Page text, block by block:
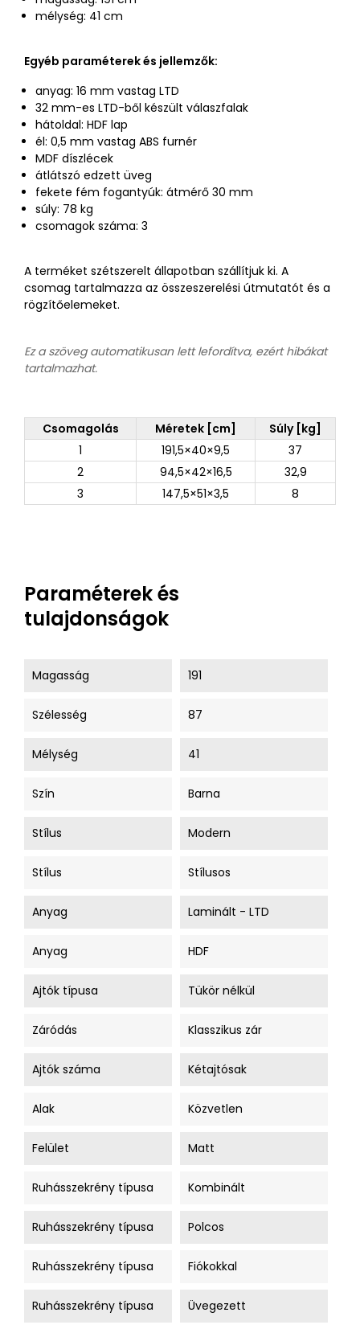
mélység: 41 cm
Egyéb paraméterek és jellemzők:
anyag: 16 mm vastag LTD
32 mm-es LTD-ből készült válaszfalak
hátoldal: HDF lap
él: 0,5 mm vastag ABS furnér
MDF díszlécek
átlátszó edzett üveg
fekete fém fogantyúk: átmérő 30 mm
súly: 78 kg
csomagok száma: 3
A terméket szétszerelt állapotban szállítjuk ki. A
csomag tartalmazza az összeszerelési útmutatót és a
rögzítőelemeket.
Ez a szöveg automatikusan lett lefordítva, ezért hibákat
tartalmazhat.
Csomagolás Méretek [cm]
Súly [kg]
1
191,5×40×9,5
37
2
94,5×42×16,5
32,9
3
147,5×51×3,5 8
Paraméterek és
tulajdonságok
Magasság 191
Szélesség 87
Mélység 41
Szín Barna
Stílus Modern
Stílus Stílusos
Anyag Laminált - LTD
Anyag HDF
Ajtók típusa Tükör nélkül
Záródás Klasszikus zár
Ajtók száma Kétajtósak
Alak Közvetlen
Felület Matt
Ruhásszekrény típusa Kombinált
Ruhásszekrény típusa Polcos
Ruhásszekrény típusa Fiókokkal
Ruhásszekrény típusa Üvegezett